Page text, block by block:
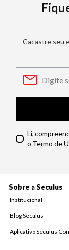
Cadastre seu
Li,
o Termo de
Sobre a Seculus
Institucional
Blog Seculus
Aplicativo Seculus